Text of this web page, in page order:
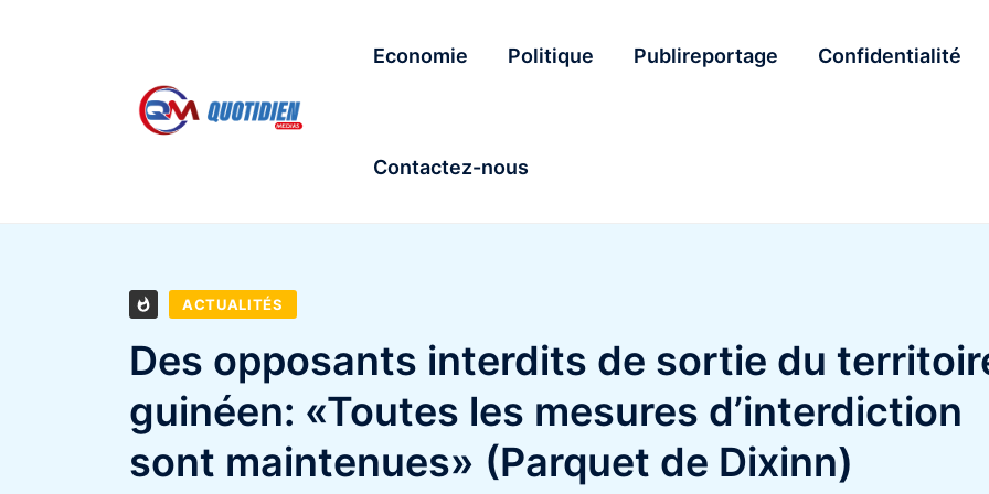
Economie Politique Publireportage Confidentialité
Contactez-nous
ACTUALITÉS
Des opposants interdits de sortie du
guinéen: «Toutes les mesures d’interdiction
sont maintenues» (Parquet de Dixinn)